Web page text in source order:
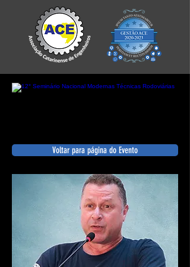
Voltar para página do Evento